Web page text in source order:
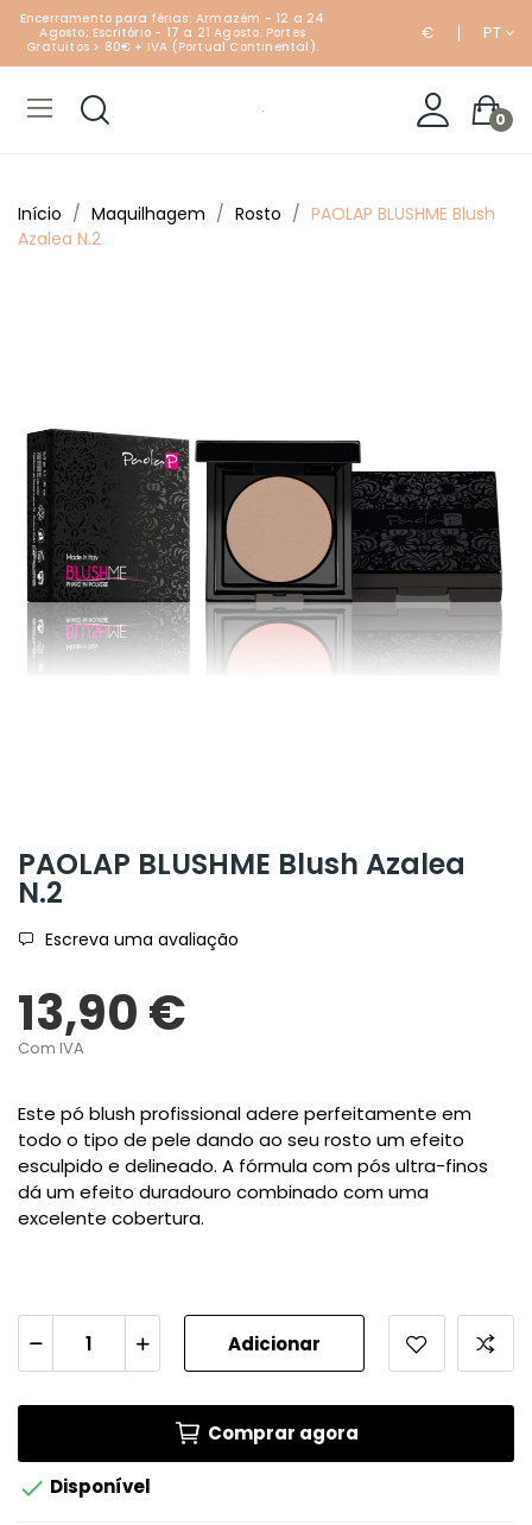
Encerramento para férias: Armazém - 12 a 24
Agosto; Escritório - 17 a 21 Agosto. Portes
Gratuitos > 80€ + IVA (Portual Continental).
€ PT
0
Início Maquilhagem Rosto
PAOLAP BLUSHME Blush
Azalea N.2
PAOLAP BLUSHME Blush Azalea
N.2
Escreva uma avaliação
13,90 €
Com IVA
Este pó blush profissional adere perfeitamente em
todo o tipo de pele dando ao seu rosto um efeito
esculpido e delineado. A fórmula com pós ultra-finos
dá um efeito duradouro combinado com uma
excelente cobertura.
Adicionar
Comprar agora
 Disponível